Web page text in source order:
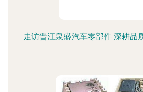
走访晋江泉盛汽车零部件 深耕品